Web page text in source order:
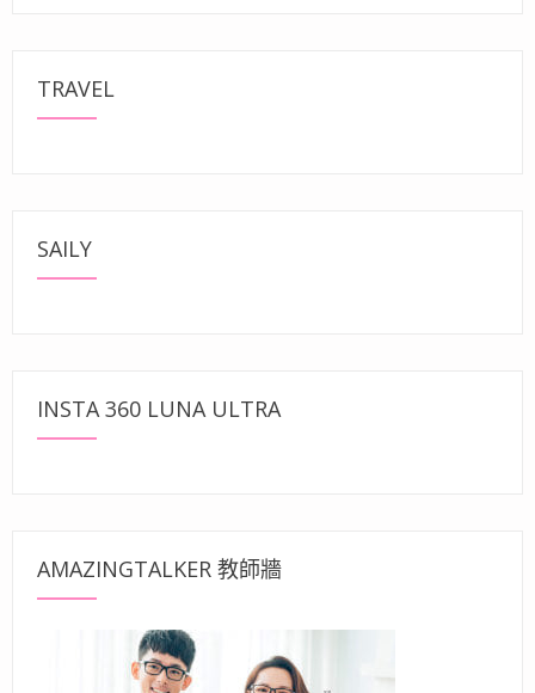
TRAVEL
SAILY
INSTA 360 LUNA ULTRA
AMAZINGTALKER 教師牆